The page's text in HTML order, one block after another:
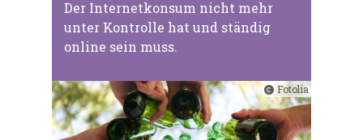
Der Internetkonsum nicht mehr
unter Kontrolle hat und ständig
online sein muss.
Fotolia